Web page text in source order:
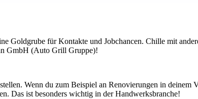
Goldgrube für Kontakte und Jobchancen. Chille mit
GmbH (Auto Grill Gruppe)!
Wenn du zum Beispiel an Renovierungen in deinem
Das ist besonders wichtig in der Handwerksbranche!